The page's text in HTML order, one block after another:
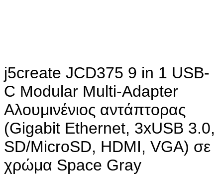
j5create JCD375 9 in 1 USB-
C Modular Multi-Adapter
Αλουμινένιος αντάπτορας
(Gigabit Ethernet, 3xUSB 3.0,
SD/MicroSD, HDMI, VGA) σε
χρώμα Space Gray